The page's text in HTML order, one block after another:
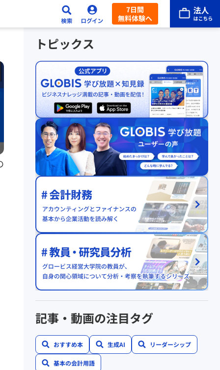
7日間
無料体験へ
トピックス
記事・動画の注目タグ
おすすめ本 生成AI リーダーシップ
基本の会計用語